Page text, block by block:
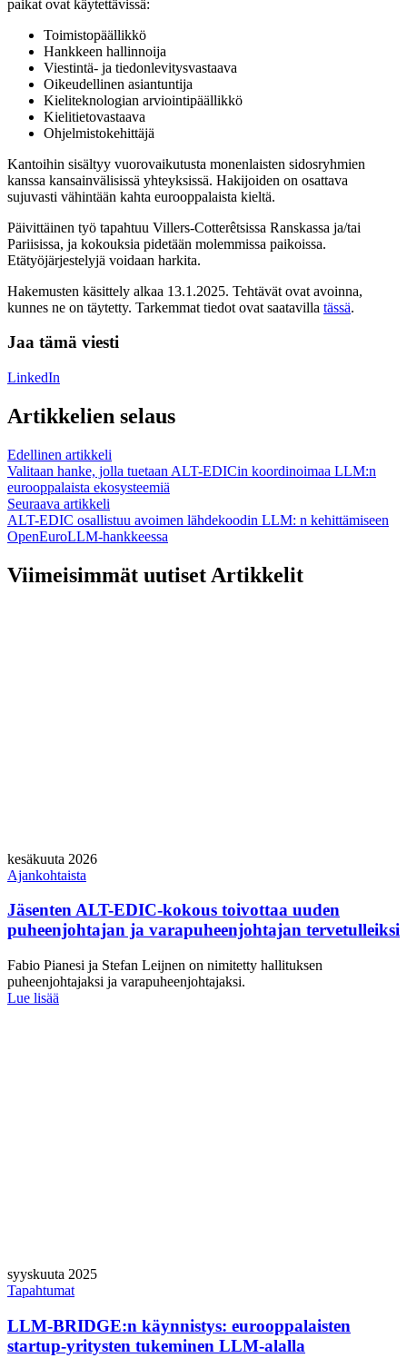
paikat ovat käytettävissä:
Toimistopäällikkö
Hankkeen hallinnoija
Viestintä- ja tiedonlevitysvastaava
Oikeudellinen asiantuntija
Kieliteknologian arviointipäällikkö
Kielitietovastaava
Ohjelmistokehittäjä
Kantoihin sisältyy vuorovaikutusta monenlaisten sidosryhmien
kanssa kansainvälisissä yhteyksissä. Hakijoiden on osattava
sujuvasti vähintään kahta eurooppalaista kieltä.
Päivittäinen työ tapahtuu Villers-Cotterêtsissa Ranskassa ja/tai
Pariisissa, ja kokouksia pidetään molemmissa paikoissa.
Etätyöjärjestelyjä voidaan harkita.
Hakemusten käsittely alkaa 13.1.2025. Tehtävät ovat avoinna,
kunnes ne on täytetty. Tarkemmat tiedot ovat saatavilla tässä.
Jaa tämä viesti
LinkedIn
Artikkelien selaus
Edellinen artikkeli
Valitaan hanke, jolla tuetaan ALT-EDICin koordinoimaa LLM:n
eurooppalaista ekosysteemiä
Seuraava artikkeli
ALT-EDIC osallistuu avoimen lähdekoodin LLM: n kehittämiseen
OpenEuroLLM-hankkeessa
Viimeisimmät uutiset Artikkelit
kesäkuuta 2026
Ajankohtaista
Jäsenten ALT-EDIC-kokous toivottaa uuden
puheenjohtajan ja varapuheenjohtajan tervetulleiksi
Fabio Pianesi ja Stefan Leijnen on nimitetty hallituksen
puheenjohtajaksi ja varapuheenjohtajaksi.
Lue lisää
syyskuuta 2025
Tapahtumat
LLM-BRIDGE:n käynnistys: eurooppalaisten
startup-yritysten tukeminen LLM-alalla